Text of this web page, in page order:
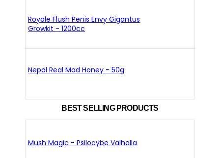
Royale Flush Penis Envy Gigantus
Growkit - 1200cc
Nepal Real Mad Honey - 50g
BEST SELLING PRODUCTS
Mush Magic - Psilocybe Valhalla